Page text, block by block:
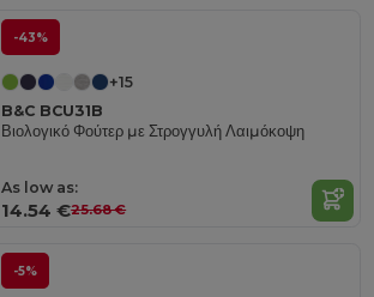
-43%
+15
B&C BCU31B
Βιολογικό Φούτερ με Στρογγυλή Λαιμόκοψη
As low as:
14.54 €25.68 €
-5%